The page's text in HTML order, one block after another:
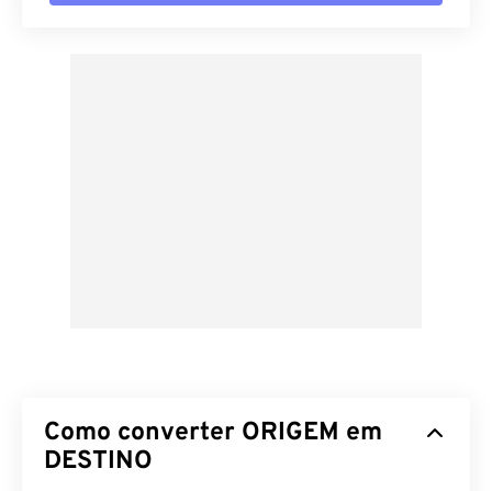
Como converter ORIGEM em
DESTINO